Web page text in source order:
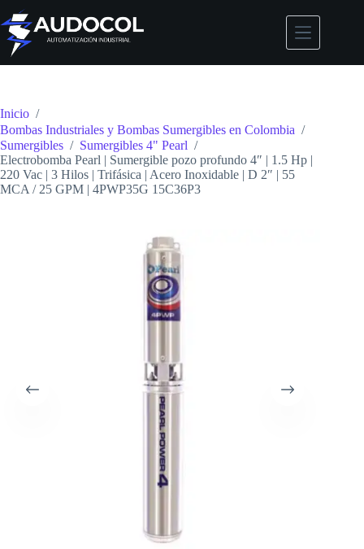
Saltar
al
contenido
Inicio /
Bombas Industriales y Bombas Sumergibles en Colombia /
Sumergibles / Sumergibles 4" Pearl /
Electrobomba Pearl | Sumergible pozo profundo 4″ | 1.5 Hp |
220 Vac | 3 Hilos | Trifásica | Acero Inoxidable | D 2″ | 55
MCA / 25 GPM | 4PWP35G 15C36P3